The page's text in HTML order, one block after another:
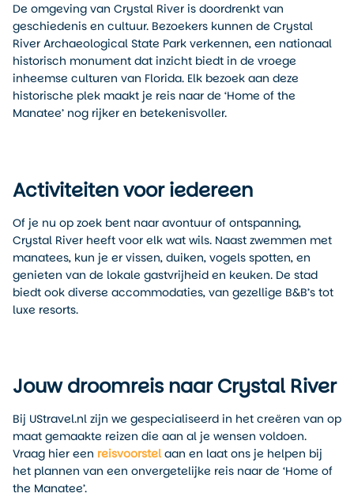
De omgeving van Crystal River is doordrenkt van
geschiedenis en cultuur. Bezoekers kunnen de Crystal
River Archaeological State Park verkennen, een nationaal
historisch monument dat inzicht biedt in de vroege
inheemse culturen van Florida. Elk bezoek aan deze
historische plek maakt je reis naar de ‘Home of the
Manatee’ nog rijker en betekenisvoller.
Activiteiten voor iedereen
Of je nu op zoek bent naar avontuur of ontspanning,
Crystal River heeft voor elk wat wils. Naast zwemmen met
manatees, kun je er vissen, duiken, vogels spotten, en
genieten van de lokale gastvrijheid en keuken. De stad
biedt ook diverse accommodaties, van gezellige B&B’s tot
luxe resorts.
Jouw droomreis naar Crystal River
Bij UStravel.nl zijn we gespecialiseerd in het creëren van op
maat gemaakte reizen die aan al je wensen voldoen.
Vraag hier een reisvoorstel aan en laat ons je helpen bij
het plannen van een onvergetelijke reis naar de ‘Home of
the Manatee’.